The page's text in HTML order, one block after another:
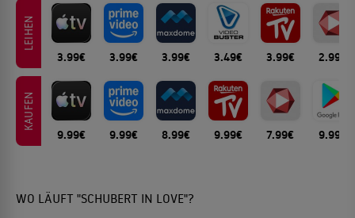
LEIHEN
3.99€ 3.99€ 3.99€ 3.49€ 3.99€ 2.99€
KAUFEN
9.99€ 9.99€ 8.99€ 9.99€ 7.99€ 9.99€
WO LÄUFT "SCHUBERT IN LOVE"?